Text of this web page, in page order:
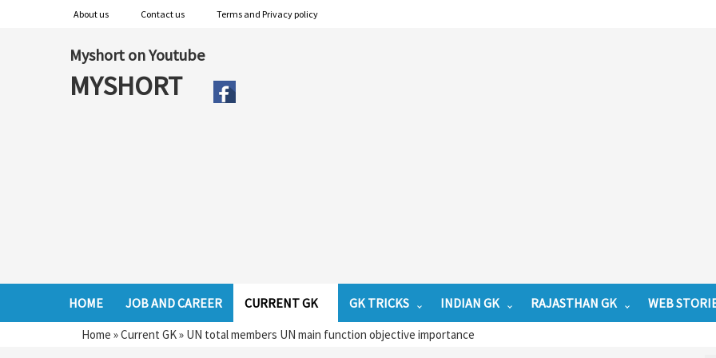
About us Contact us Terms and Privacy policy
Myshort on Youtube
MYSHORT
HOME JOB AND CAREER CURRENT GK GK TRICKS INDIAN GK RAJASTHAN GK WEB
Home »Current GK» UN total members UN main function objective importance